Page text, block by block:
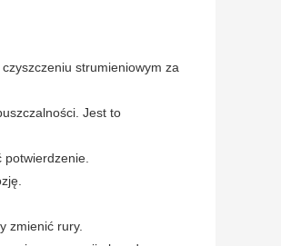
strumieniowym za
Jest to
potwierdzenie.
zmienić rury.